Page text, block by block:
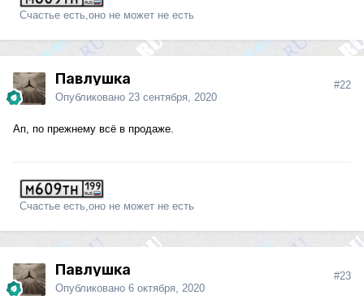
Счастье есть,оно не может не есть
Павлушка
Опубликовано 23 сентября, 2020
#22
Ап, по прежнему всё в продаже.
Счастье есть,оно не может не есть
Павлушка
Опубликовано 6 октября, 2020
#23